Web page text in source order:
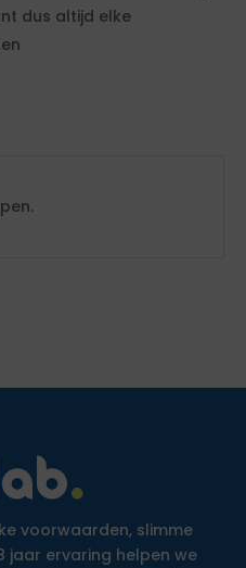
dus altijd elke
voorwaarden, slimme
jaar ervaring helpen we